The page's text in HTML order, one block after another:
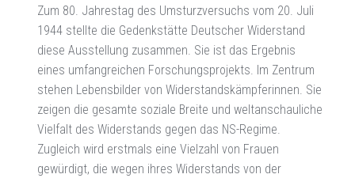
Zum 80. Jahrestag des Umsturzversuchs vom 20. Juli
1944 stellte die Gedenkstätte Deutscher Widerstand
diese Ausstellung zusammen. Sie ist das Ergebnis
eines umfangreichen Forschungsprojekts. Im Zentrum
stehen Lebensbilder von Widerstandskämpferinnen. Sie
zeigen die gesamte soziale Breite und weltanschauliche
Vielfalt des Widerstands gegen das NS-Regime.
Zugleich wird erstmals eine Vielzahl von Frauen
gewürdigt, die wegen ihres Widerstands von der